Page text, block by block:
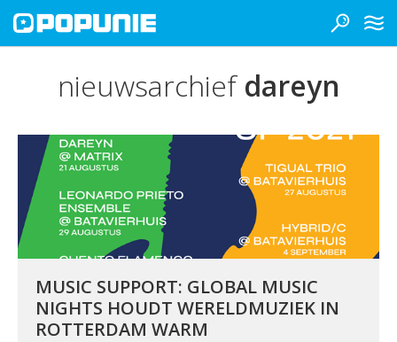
nieuwsarchiefdareyn
MUSIC SUPPORT: GLOBAL MUSIC
NIGHTS HOUDT WERELDMUZIEK IN
ROTTERDAM WARM